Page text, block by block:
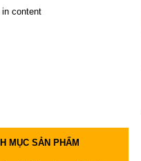
in content
MỤC SẢN PHẨM